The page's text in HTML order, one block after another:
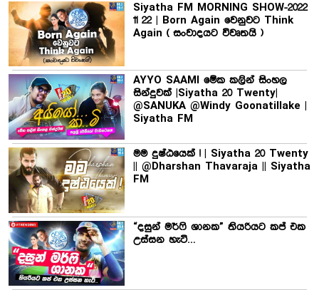
Siyatha FM MORNING SHOW-2022
11 22 | Born Again වෙනුවට Think
Again ( සංවාදයට විවෘතයි )
AYYO SAAMI මේක කලින් සිංහල
සින්දුවක් |Siyatha 20 Twenty|
@SANUKA @Windy Goonatillake |
Siyatha FM
මම දුෂ්ඨයෙක් ! | Siyatha 20 Twenty
|| @Dharshan Thavaraja || Siyatha
FM
“දසුන් මර්ෆි ශානක” තියරියට කප් එක
උස්සන හැටි…